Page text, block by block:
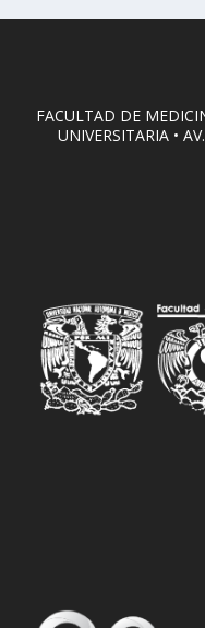
FACULTAD DE
UNIVERSITARIA •